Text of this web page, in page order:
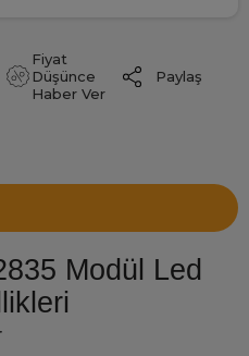
Fiyat
Düşünce
Haber Ver
Paylaş
Modül Led